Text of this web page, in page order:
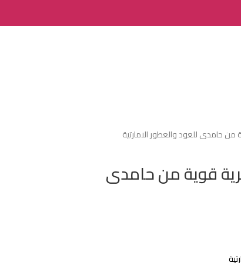
من حامدى للعود والعطور الامارتية
قوية من حامدى